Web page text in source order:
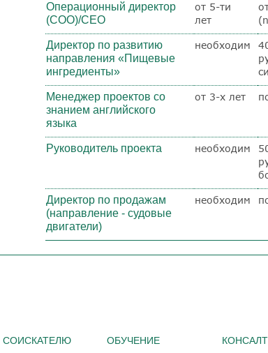
Операционный директор
(COO)/CEO
от 5-ти
лет
Директор по развитию
направления «Пищевые
ингредиенты»
необходим
Менеджер проектов со
знанием английского
языка
от 3-х лет
Руководитель проекта необходим
Директор по продажам
(направление - судовые
двигатели)
необходим
СОИСКАТЕЛЮ ОБУЧЕНИЕ